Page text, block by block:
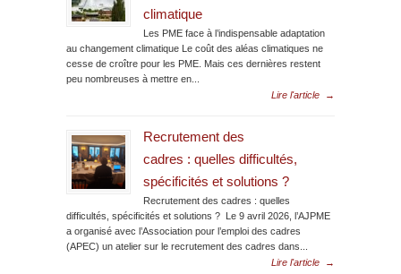
climatique
Les PME face à l’indispensable adaptation
au changement climatique Le coût des aléas climatiques ne
cesse de croître pour les PME. Mais ces dernières restent
peu nombreuses à mettre en...
Lire l'article
→
Recrutement des
cadres : quelles difficultés,
spécificités et solutions ?
Recrutement des cadres : quelles
difficultés, spécificités et solutions ? Le 9 avril 2026, l’AJPME
a organisé avec l’Association pour l’emploi des cadres
(APEC) un atelier sur le recrutement des cadres dans...
Lire l'article
→